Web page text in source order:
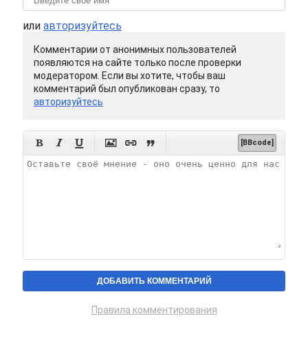
или авторизуйтесь
Комментарии от анонимных пользователей
появляются на сайте только после проверки
модератором. Если вы хотите, чтобы ваш
комментарий был опубликован сразу, то
авторизуйтесь
      [BBcode]
Правила комментирования